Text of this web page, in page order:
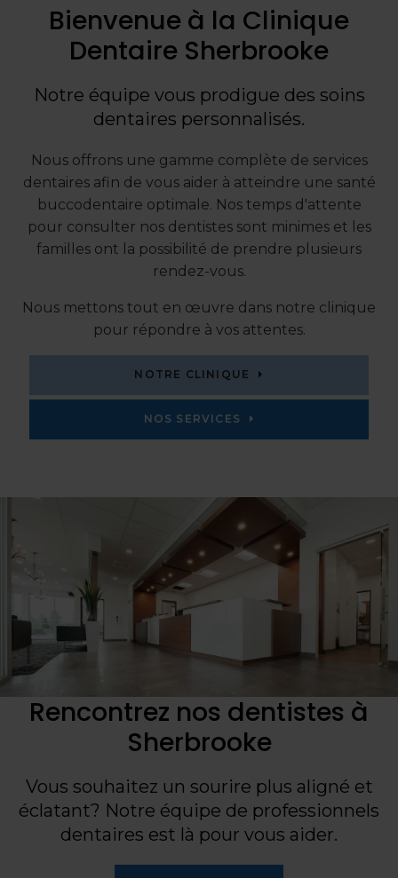
Bienvenue à la Clinique
Dentaire Sherbrooke
Notre équipe vous prodigue des soins
dentaires personnalisés.
Nous offrons une gamme complète de services
dentaires afin de vous aider à atteindre une santé
buccodentaire optimale. Nos temps d'attente
pour consulter nos dentistes sont minimes et les
familles ont la possibilité de prendre plusieurs
rendez-vous.
Nous mettons tout en œuvre dans notre clinique
pour répondre à vos attentes.
NOTRE CLINIQUE
NOS SERVICES
Rencontrez nos dentistes à
Sherbrooke
Vous souhaitez un sourire plus aligné et
éclatant? Notre équipe de professionnels
dentaires est là pour vous aider.